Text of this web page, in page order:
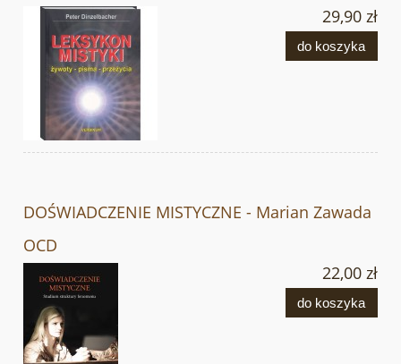
29,90 zł
do koszyka
DOŚWIADCZENIE MISTYCZNE - Marian Zawada
OCD
22,00 zł
do koszyka